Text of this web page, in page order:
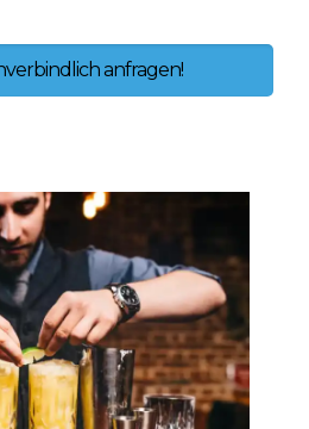
anfragen!